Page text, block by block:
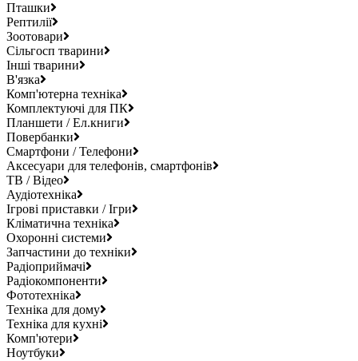
Пташки
Рептилії
Зоотовари
Сільгосп тварини
Інші тварини
В'язка
Комп'ютерна техніка
Комплектуючі для ПК
Планшети / Ел.книги
Повербанки
Смартфони / Телефони
Аксесуари для телефонів, смартфонів
ТВ / Відео
Аудіотехніка
Ігрові приставки / Ігри
Кліматична техніка
Охоронні системи
Запчастини до техніки
Радіоприймачі
Радіокомпоненти
Фототехніка
Техніка для дому
Техніка для кухні
Комп'ютери
Ноутбуки